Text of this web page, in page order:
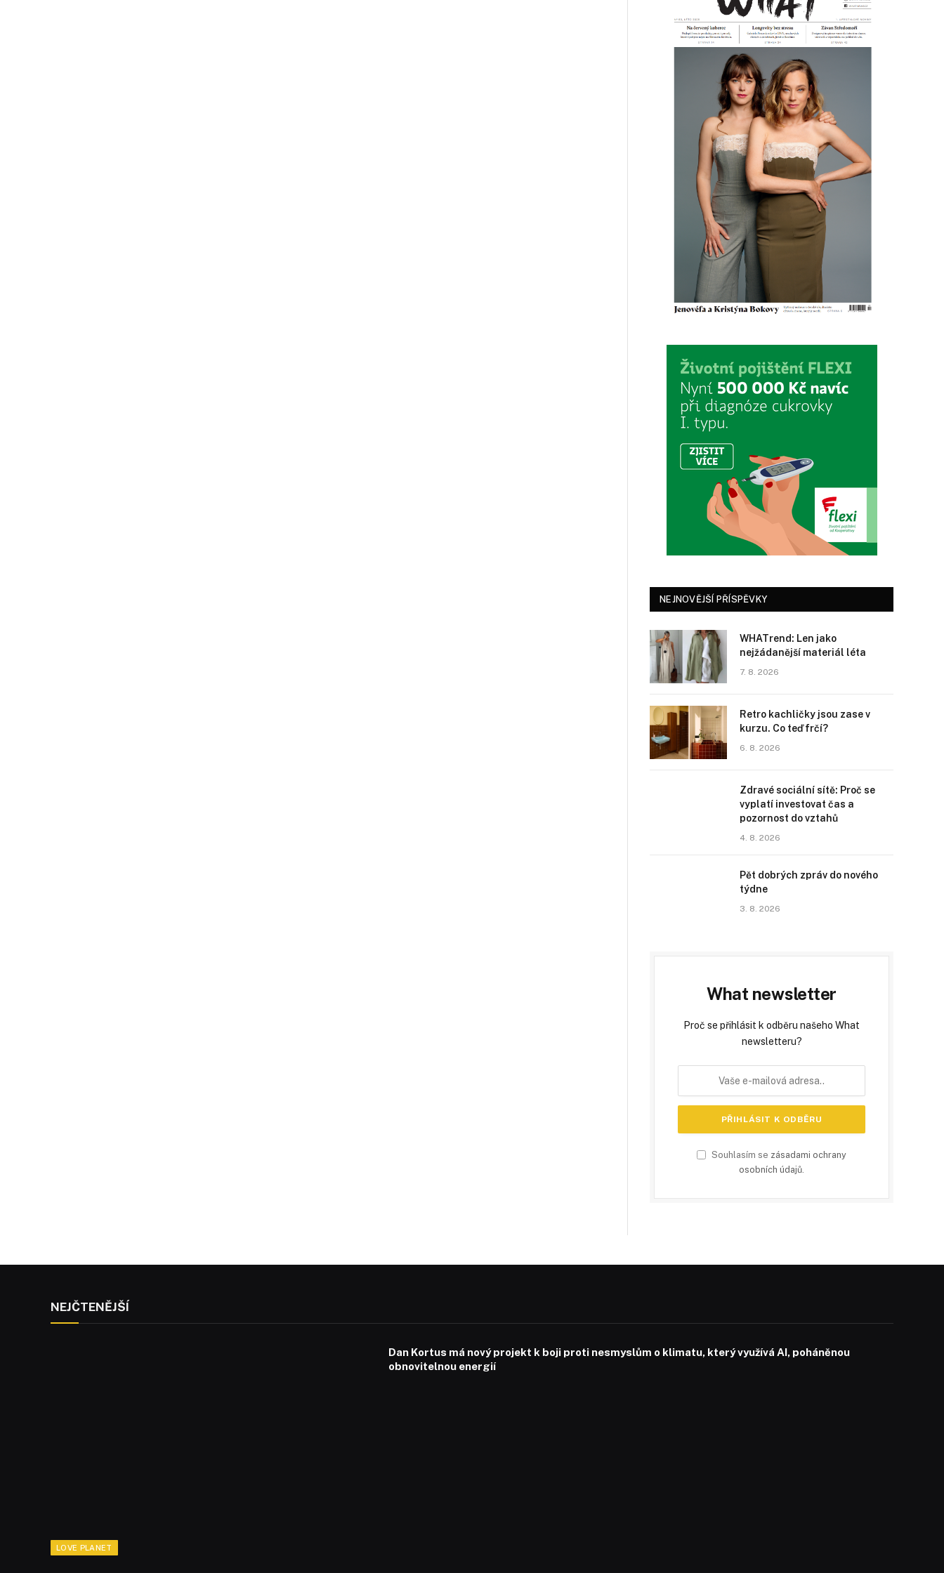
NEJNOVĚJŠÍ PŘÍSPĚVKY
WHATrend: Len jako
nejžádanější materiál léta
7. 8. 2026
Retro kachličky jsou zase v
kurzu. Co teď frčí?
6. 8. 2026
Zdravé sociální sítě: Proč se
vyplatí investovat čas a
pozornost do vztahů
4. 8. 2026
Pět dobrých zpráv do nového
týdne
3. 8. 2026
What newsletter
Proč se přihlásit k odběru našeho What
newsletteru?
Souhlasím se zásadami ochrany
osobních údajů
NEJČTENĚJŠÍ
LOVE PLANET
Dan Kortus má nový projekt k boji proti nesmyslům o klimatu, který využívá AI, poháněnou
obnovitelnou energií